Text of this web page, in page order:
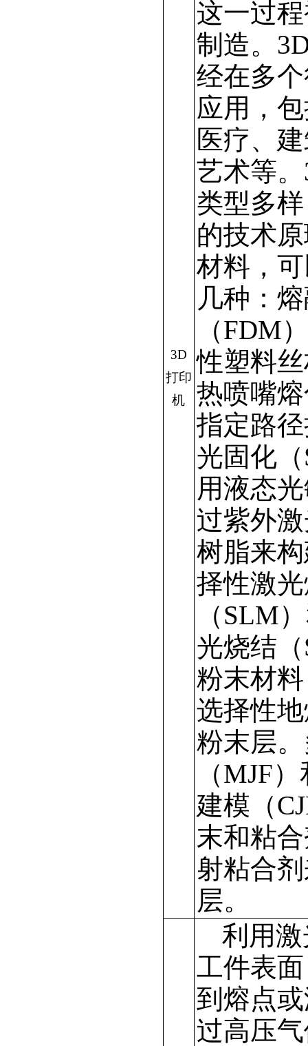
3D
打印
机
这一过
制造。
经在多
应用，
医疗、
艺术等
类型多
的技术
材料，
几种：
（FDM
性塑料
热喷嘴
指定路
光固化
用液态
过紫外
树脂来
择性激
（SLM
光烧结
粉末材
选择性
粉末层
（MJF
建模（
末和粘
射粘合
层。
利用
工件表
到熔点
过高压